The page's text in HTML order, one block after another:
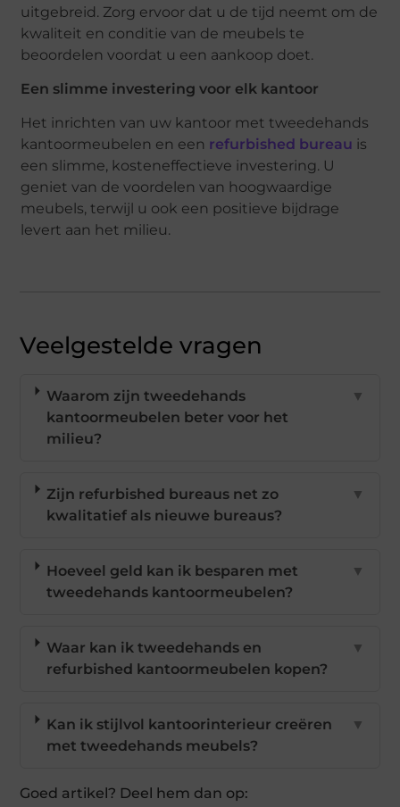
uitgebreid. Zorg ervoor dat u de tijd neemt om de
kwaliteit en conditie van de meubels te
beoordelen voordat u een aankoop doet.
Een slimme investering voor elk kantoor
Het inrichten van uw kantoor met tweedehands
kantoormeubelen en een refurbished bureau is
een slimme, kosteneffectieve investering. U
geniet van de voordelen van hoogwaardige
meubels, terwijl u ook een positieve bijdrage
levert aan het milieu.
Veelgestelde vragen
Waarom zijn tweedehands
kantoormeubelen beter voor het
milieu?
▼
Zijn refurbished bureaus net zo
kwalitatief als nieuwe bureaus?
▼
Hoeveel geld kan ik besparen met
tweedehands kantoormeubelen?
▼
Waar kan ik tweedehands en
refurbished kantoormeubelen kopen?
▼
Kan ik stijlvol kantoorinterieur creëren
met tweedehands meubels?
▼
Goed artikel? Deel hem dan op: